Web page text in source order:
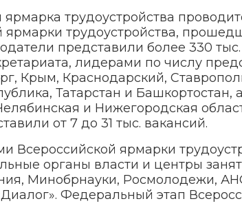
ярмарка трудоустройства
ярмарки трудоустройства,
представили более 330
лидерами по числу
Крым, Краснодарский,
Татарстан и Башкортостан,
и Нижегородская
от 7 до 31 тыс. вакансий.
Всероссийской ярмарки
органы власти и центры
Минобрнауки, Росмолодежи,
Федеральный этап